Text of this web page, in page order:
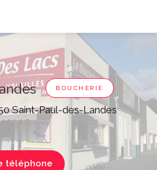
BOUCHERIE
Saint-Paul-des-Landes
téléphone